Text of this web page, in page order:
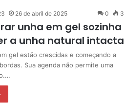
26 de abril de 2025 0 3
unha em gel sozinha
a unha natural intacta
gel estão crescidas e começando a
Sua agenda não permite uma